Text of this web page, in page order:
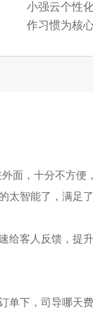
小强云个性
作习惯为核
面，十分不方
智能了，满足
给客人反馈，提升
单下，司导哪